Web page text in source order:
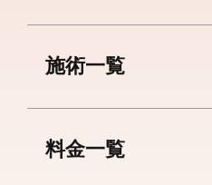
施術一覧
料金一覧